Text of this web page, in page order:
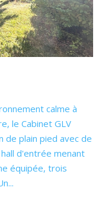
calme à
le Cabinet GLV
de plain pied avec de
d'entrée menant
équipée, trois